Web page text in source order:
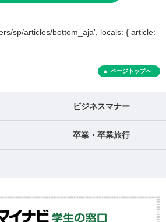
sp/articles/bottom_aja', locals: { article:
ページトップへ
ビジネスマナー
卒業・卒業旅行